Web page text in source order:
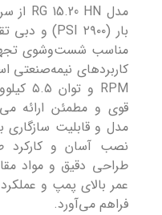
مناسب شست‌وشوی
مدل و قابلیت سازگاری
نصب آسان و کارکرد
طراحی دقیق و مواد
عمر بالای پمپ و عملکرد
فراهم می‌آورد.